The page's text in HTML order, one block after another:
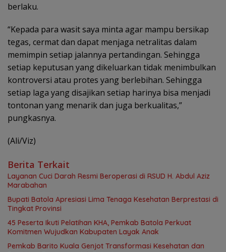
berlaku.
“Kepada para wasit saya minta agar mampu bersikap
tegas, cermat dan dapat menjaga netralitas dalam
memimpin setiap jalannya pertandingan. Sehingga
setiap keputusan yang dikeluarkan tidak menimbulkan
kontroversi atau protes yang berlebihan. Sehingga
setiap laga yang disajikan setiap harinya bisa menjadi
tontonan yang menarik dan juga berkualitas,”
pungkasnya.
(Ali/Viz)
Berita Terkait
Layanan Cuci Darah Resmi Beroperasi di RSUD H. Abdul Aziz
Marabahan
Bupati Batola Apresiasi Lima Tenaga Kesehatan Berprestasi di
Tingkat Provinsi
45 Peserta Ikuti Pelatihan KHA, Pemkab Batola Perkuat
Komitmen Wujudkan Kabupaten Layak Anak
Pemkab Barito Kuala Genjot Transformasi Kesehatan dan